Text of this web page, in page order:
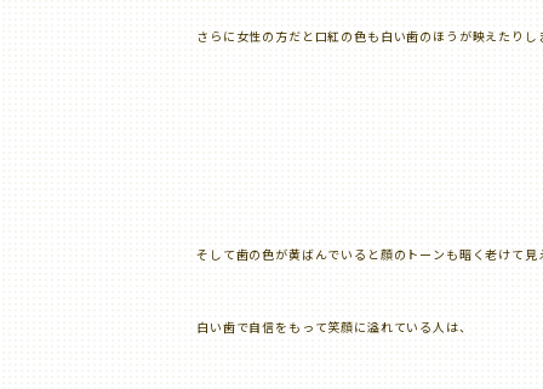
さらに女性の方だと口紅の色も白い歯のほうが映えたりし
そして歯の色が黄ばんでいると顔のトーンも暗く老けて見
白い歯で自信をもって笑顔に溢れている人は、